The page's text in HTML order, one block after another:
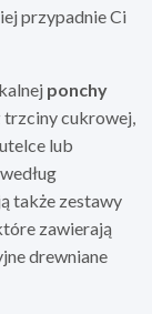
przypadnie Ci
ponchy
trzciny cukrowej,
lub
także zestawy
zawierają
drewniane